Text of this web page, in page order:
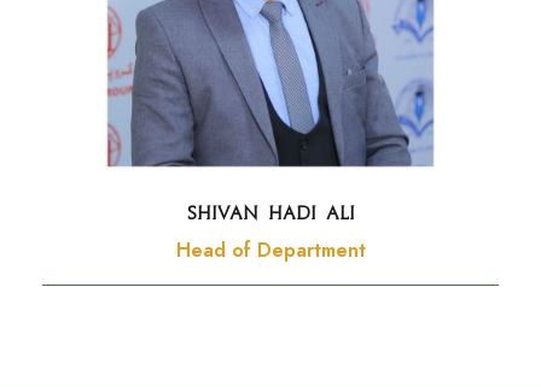
SHIVAN HADI ALI
Head of Department